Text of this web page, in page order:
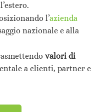
l’azienda
nazionale e alla
valori di
a clienti, partner e